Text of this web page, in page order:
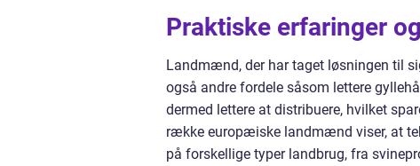
Praktiske erfaringer
Landmænd, der har taget løsningen til
også andre fordele såsom lettere
dermed lettere at distribuere, hvilket
række europæiske landmænd viser, at
på forskellige typer landbrug, fra